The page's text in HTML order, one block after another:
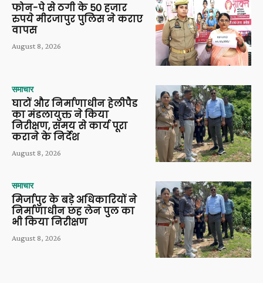
फोन-पे से ठगी के 50 हजार
रुपये मीरजापुर पुलिस ने कराए
वापस
August 8, 2026
समाचार
घाटों और निर्माणाधीन हेलीपैड
का मंडलायुक्त ने किया
निरीक्षण, समय से कार्य पूरा
कराने के निर्देश
August 8, 2026
समाचार
मिर्जापुर के बड़े अधिकारियों ने
निर्माणाधीन छह लेन पुल का
भी किया निरीक्षण
August 8, 2026